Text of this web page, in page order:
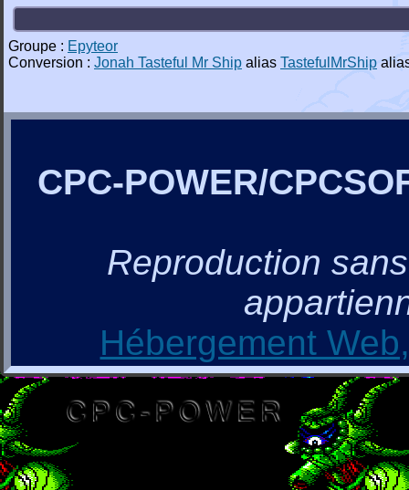
Groupe : Epyteor
Conversion : Jonah Tasteful Mr Ship alias TastefulMrShip
CPC-POWER/
Reproduction
Hébergement